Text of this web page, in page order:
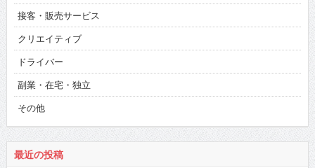
接客・販売サービス
クリエイティブ
ドライバー
副業・在宅・独立
その他
最近の投稿